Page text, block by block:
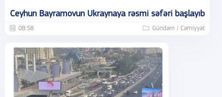
Ceyhun Bayramovun Ukraynaya rəsmi səfəri başlayıb
08:58 Gündəm / Cəmiyyət